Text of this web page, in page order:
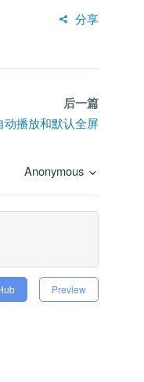
分享
后一篇
动播放和默认全屏
Anonymous
Preview